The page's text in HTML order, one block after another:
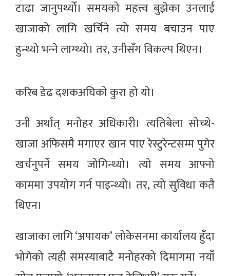
टाढा जानुपर्थ्यो। समयको महत्त्व बुझेका उनलाई
खाजाको लागि खर्चिने त्यो समय बचाउन पाए
हुन्थ्यो भन्‍ने लाग्थ्यो। तर, उनीसँग विकल्प थिएन।
करिब डेढ दशकअघिको कुरा हो यो।
उनी अर्थात् मनोहर अधिकारी। त्यतिबेला सोच्थे-
खाजा अफिसमै मगाएर खान पाए रेस्टुरेन्टसम्म पुगेर
खर्चनुपर्ने समय जोगिन्थ्यो। त्यो समय आफ्नो
काममा उपयोग गर्न पाइन्थ्यो। तर, त्यो सुविधा कतै
थिएन।
खाजाका लागि ‘अपायक’ लोकेसनमा कार्यालय हुँदा
भोगेको त्यही समस्याबाटै मनोहरको दिमागमा नयाँ